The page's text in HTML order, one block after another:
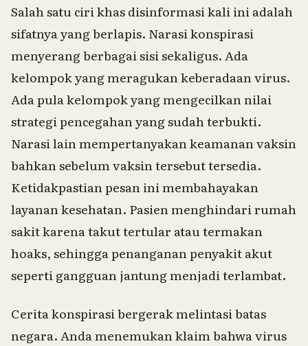
Salah satu ciri khas disinformasi kali ini adalah
sifatnya yang berlapis. Narasi konspirasi
menyerang berbagai sisi sekaligus. Ada
kelompok yang meragukan keberadaan virus.
Ada pula kelompok yang mengecilkan nilai
strategi pencegahan yang sudah terbukti.
Narasi lain mempertanyakan keamanan vaksin
bahkan sebelum vaksin tersebut tersedia.
Ketidakpastian pesan ini membahayakan
layanan kesehatan. Pasien menghindari rumah
sakit karena takut tertular atau termakan
hoaks, sehingga penanganan penyakit akut
seperti gangguan jantung menjadi terlambat.
Cerita konspirasi bergerak melintasi batas
negara. Anda menemukan klaim bahwa virus